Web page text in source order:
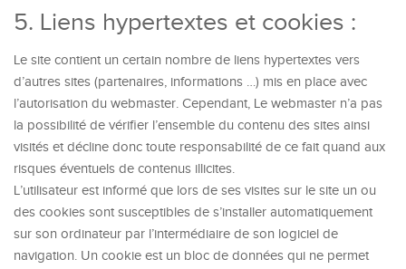
5. Liens hypertextes et cookies :
Le site contient un certain nombre de liens hypertextes vers
d’autres sites (partenaires, informations …) mis en place avec
l’autorisation du webmaster. Cependant, Le webmaster n’a pas
la possibilité de vérifier l’ensemble du contenu des sites ainsi
visités et décline donc toute responsabilité de ce fait quand aux
risques éventuels de contenus illicites.
L’utilisateur est informé que lors de ses visites sur le site un ou
des cookies sont susceptibles de s’installer automatiquement
sur son ordinateur par l’intermédiaire de son logiciel de
navigation. Un cookie est un bloc de données qui ne permet